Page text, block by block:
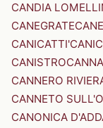
CANDIA
CANEGRATE
CANICATTI'
CANISTROCANNA
CANNERO
CANNETO
CANONICA